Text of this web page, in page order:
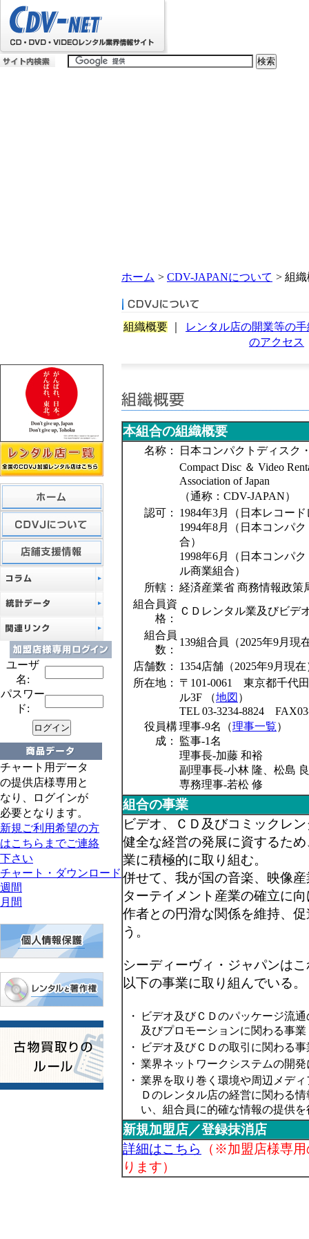
ユーザ
名:
パスワー
ド:
チャート用データ
の提供店様専用と
なり、ログインが
必要となります。
新規ご利用希望の方
はこちらまでご連絡
下さい
チャート・ダウンロード
週間
月間
ホーム > CDV-JAPANについて > 組
組織概要
レンタル店の開業等の
のアクセス
本組合の組織概要
名称：
日本コンパクトディスク
Compact Disc ＆ Video
Association of Japan
（通称：CDV-JAPAN）
認可：
1984年3月（日本レコー
1994年8月（日本コンパ
合）
1998年6月（日本コンパ
ル商業組合）
所轄： 経済産業省 商務情報政策
組合員資
格：
ＣＤレンタル業及びビデ
組合員
数：
139組合員（2025年9月現
店舗数：
1354店舗（2025年9月現在
所在地：
〒101-0061 東京都千代
ル3F （地図 ）
TEL 03-3234-8824
役員構
成：
理事-9名（理事一覧）
監事-1名
理事長-加藤 和裕
副理事長-小林 隆、松島
専務理事-若松 修
組合の事業
ビデオ、ＣＤ及びコミックレ
健全な経営の発展に資するた
業に積極的に取り組む。
併せて、我が国の音楽、映像
ターテイメント産業の確立に
作者との円滑な関係を維持、
う。
シーディーヴィ・ジャパンは
以下の事業に取り組んでいる。
・
ビデオ及びＣＤのパッケージ流
及びプロモーションに関わる事業
・
ビデオ及びＣＤの取引に関わる事
・ 業界ネットワークシステムの開
・ 業界を取り巻く環境や周辺メデ
Ｄのレンタル店の経営に関わる
い、組合員に的確な情報の提供を
新規加盟店／登録抹消店
詳細はこちら
（※加盟店様専
ります）